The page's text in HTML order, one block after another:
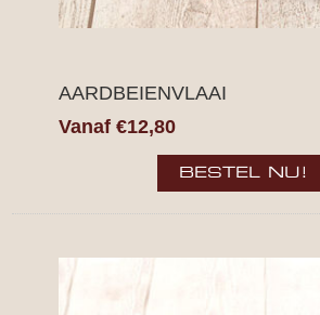
AARDBEIENVLAAI
Vanaf €12,80